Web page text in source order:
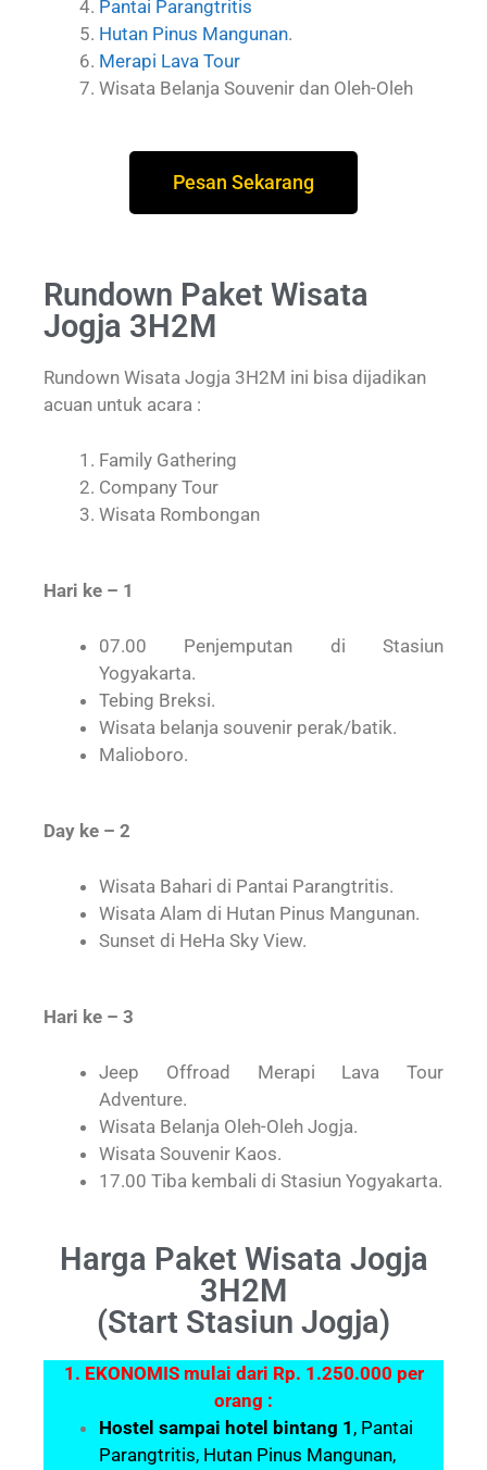
Pantai Parangtritis
Hutan Pinus Mangunan.
Merapi Lava Tour
Wisata Belanja Souvenir dan Oleh-Oleh
Pesan Sekarang
Rundown Paket Wisata
Jogja 3H2M
Rundown Wisata Jogja 3H2M ini bisa dijadikan
acuan untuk acara :
Family Gathering
Company Tour
Wisata Rombongan
Hari ke – 1
07.00 Penjemputan di Stasiun
Yogyakarta.
Tebing Breksi.
Wisata belanja souvenir perak/batik.
Malioboro.
Day ke – 2
Wisata Bahari di Pantai Parangtritis.
Wisata Alam di Hutan Pinus Mangunan.
Sunset di HeHa Sky View.
Hari ke – 3
Jeep Offroad Merapi Lava Tour
Adventure.
Wisata Belanja Oleh-Oleh Jogja.
Wisata Souvenir Kaos.
17.00 Tiba kembali di Stasiun Yogyakarta.
Harga Paket Wisata Jogja
3H2M
(Start Stasiun Jogja)
1. EKONOMIS mulai dari Rp. 1.250.000 per
orang :
Hostel sampai hotel bintang 1 , Pantai
Parangtritis, Hutan Pinus Mangunan,